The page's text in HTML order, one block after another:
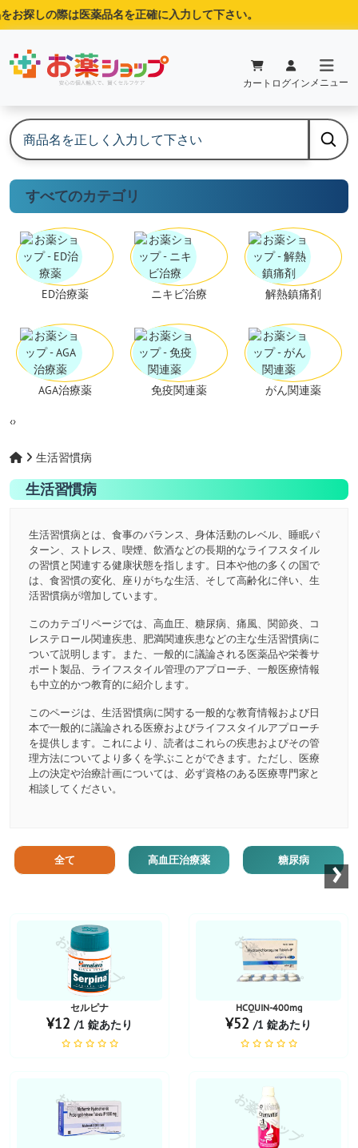
しの際は医薬品名を正確に入力して下さい。
カート ログイン メニュー
すべてのカテゴリ
ED治療薬
AGA治療薬
ニキビ治療
免疫関連薬
解熱鎮痛剤
がん関連薬
‹›
生活習慣病
生活習慣病
生活習慣病とは、食事のバランス、身体活動のレベル、睡眠パ
ターン、ストレス、喫煙、飲酒などの長期的なライフスタイル
の習慣と関連する健康状態を指します。日本や他の多くの国で
は、食習慣の変化、座りがちな生活、そして高齢化に伴い、生
活習慣病が増加しています。
このカテゴリページでは、高血圧、糖尿病、痛風、関節炎、コ
レステロール関連疾患、肥満関連疾患などの主な生活習慣病に
ついて説明します。また、一般的に議論される医薬品や栄養サ
ポート製品、ライフスタイル管理のアプローチ、一般医療情報
も中立的かつ教育的に紹介します。
このページは、生活習慣病に関する一般的な教育情報および日
本で一般的に議論される医療およびライフスタイルアプローチ
を提供します。これにより、読者はこれらの疾患およびその管
理方法についてより多くを学ぶことができます。ただし、医療
上の決定や治療計画については、必ず資格のある医療専門家と
相談してください。
全て 高血圧治療薬 糖尿病 ›
お薬ショップ
セルピナ
¥12 /1 錠あたり
お薬ショップ
HCQUIN-400mg
¥52 /1 錠あたり
お薬ショップ お薬ショップ